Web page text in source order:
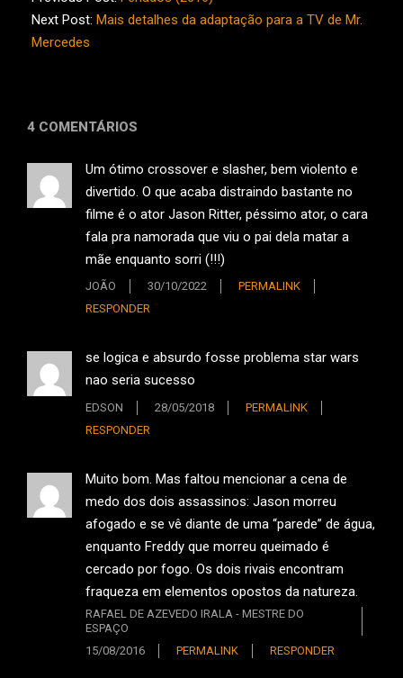
28
Next Post: Mais detalhes da adaptação para a TV de Mr.
Mercedes
4 COMENTÁRIOS
Um ótimo crossover e slasher, bem violento e
divertido. O que acaba distraindo bastante no
filme é o ator Jason Ritter, péssimo ator, o cara
fala pra namorada que viu o pai dela matar a
mãe enquanto sorri (!!!)
JOÃO 30/10/2022
PERMALINK
RESPONDER
se logica e absurdo fosse problema star wars
nao seria sucesso
EDSON 28/05/2018
PERMALINK
RESPONDER
Muito bom. Mas faltou mencionar a cena de
medo dos dois assassinos: Jason morreu
afogado e se vê diante de uma “parede” de água,
enquanto Freddy que morreu queimado é
cercado por fogo. Os dois rivais encontram
fraqueza em elementos opostos da natureza.
RAFAEL DE AZEVEDO IRALA - MESTRE DO
ESPAÇO
15/08/2016
PERMALINK RESPONDER